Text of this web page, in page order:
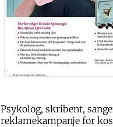
Psykolog, skribent,
reklamekampanje for